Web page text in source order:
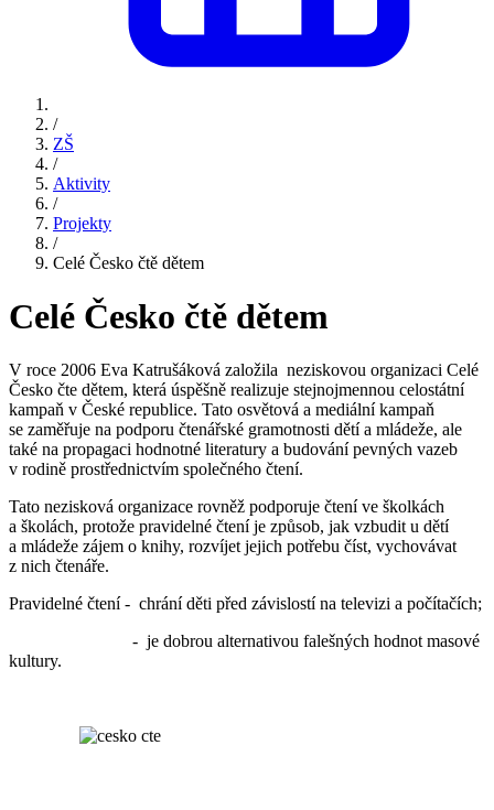
/
ZŠ
/
Aktivity
/
Projekty
/
Celé Česko čtě dětem
Celé Česko čtě dětem
V roce 2006 Eva Katrušáková založila neziskovou organizaci Celé
Česko čte dětem, která úspěšně realizuje stejnojmennou celostátní
kampaň v České republice. Tato osvětová a mediální kampaň
se zaměřuje na podporu čtenářské gramotnosti dětí a mládeže, ale
také na propagaci hodnotné literatury a budování pevných vazeb
v rodině prostřednictvím společného čtení.
Tato nezisková organizace rovněž podporuje čtení ve školkách
a školách, protože pravidelné čtení je způsob, jak vzbudit u dětí
a mládeže zájem o knihy, rozvíjet jejich potřebu číst, vychovávat
z nich čtenáře.
Pravidelné čtení - chrání děti před závislostí na televizi a počítačích;
- je dobrou alternativou falešných hodnot masové
kultury.